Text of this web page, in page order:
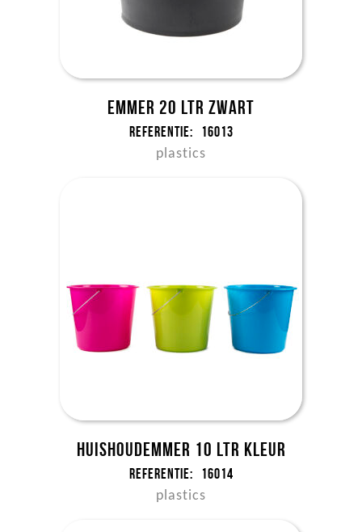
Emmer 20 ltr zwart
Referentie: 16013
plastics
Huishoudemmer 10 ltr kleur
Referentie: 16014
plastics